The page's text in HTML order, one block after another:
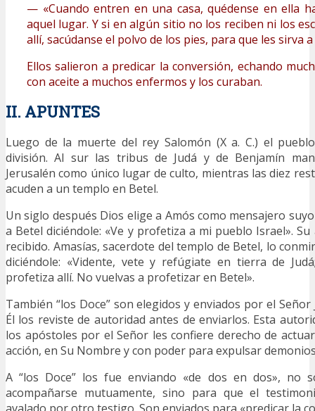
— «Cuando entren en una casa, quédense en ella
aquel lugar. Y si en algún sitio no los reciben ni los
allí, sacúdanse el polvo de los pies, para que les sirva
Ellos salieron a predicar la conversión, echando
con aceite a muchos enfermos y los curaban.
II. APUNTES
Luego de la muerte del rey Salomón (X a. C.) el
división. Al sur las tribus de Judá y de Benjamín
Jerusalén como único lugar de culto, mientras las diez
acuden a un templo en Betel.
Un siglo después Dios elige a Amós como mensajero
a Betel diciéndole: «Ve y profetiza a mi pueblo Israel».
recibido. Amasías, sacerdote del templo de Betel, lo
diciéndole: «Vidente, vete y refúgiate en tierra de
profetiza allí. No vuelvas a profetizar en Betel».
También “los Doce” son elegidos y enviados por el Señor
Él los reviste de autoridad antes de enviarlos. Esta
los apóstoles por el Señor les confiere derecho de
acción, en Su Nombre y con poder para expulsar
A “los Doce” los fue enviando «de dos en dos», no
acompañarse mutuamente, sino para que el
avalado por otro testigo. Son enviados para «predicar la